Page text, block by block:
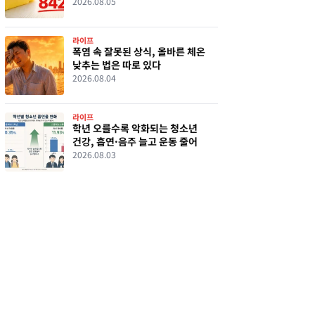
라이프
폭염 속 잘못된 상식, 올바른 체온
낮추는 법은 따로 있다
2026.08.04
라이프
학년 오를수록 악화되는 청소년
건강, 흡연·음주 늘고 운동 줄어
2026.08.03